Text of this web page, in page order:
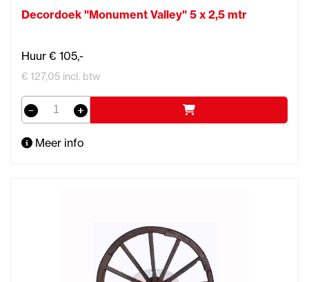
Decordoek "Monument Valley" 5 x 2,5 mtr
Huur € 105,-
€ 127,05 incl. btw
Meer info